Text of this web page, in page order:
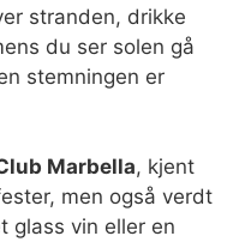
stranden, drikke
du ser solen gå
stemningen er
Marbella, kjent
men også verdt
glass vin eller en